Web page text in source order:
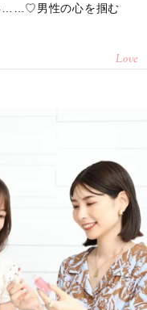
……♡男性の心を掴む
Love